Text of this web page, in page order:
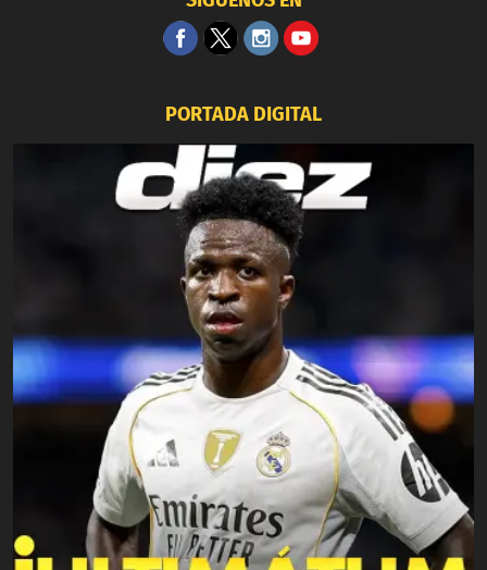
PORTADA DIGITAL